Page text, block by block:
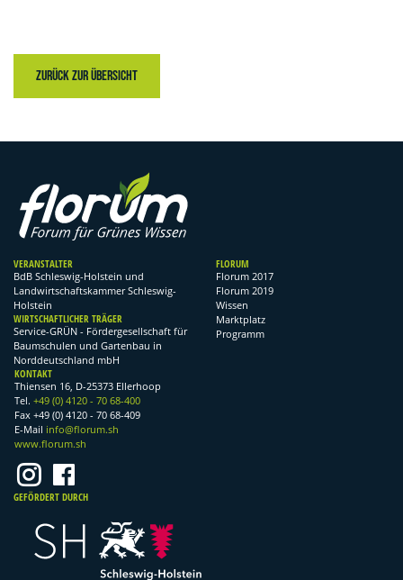
ZURÜCK ZUR ÜBERSICHT
VERANSTALTER
BdB Schleswig-Holstein und
Landwirtschaftskammer Schleswig-
Holstein
WIRTSCHAFTLICHER TRÄGER
Service-GRÜN - Fördergesellschaft für
Baumschulen und Gartenbau in
Norddeutschland mbH
FLORUM
Florum 2017
Florum 2019
Wissen
Marktplatz
Programm
KONTAKT
Thiensen 16, D-25373 Ellerhoop
Tel. +49 (0) 4120 - 70 68-400
Fax +49 (0) 4120 - 70 68-409
E-Mail info@florum.sh
www.florum.sh
GEFÖRDERT DURCH